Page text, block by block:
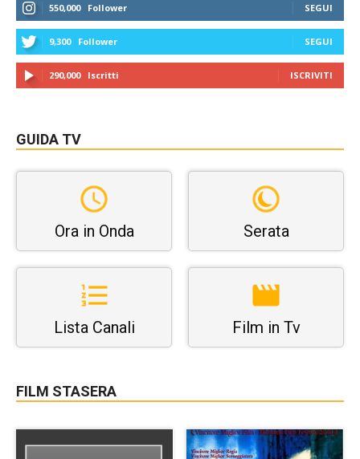
550,000 Follower SEGUI
9,300 Follower SEGUI
290,000 Iscritti ISCRIVITI
GUIDA TV
Ora in Onda Serata
Lista Canali Film in Tv
FILM STASERA